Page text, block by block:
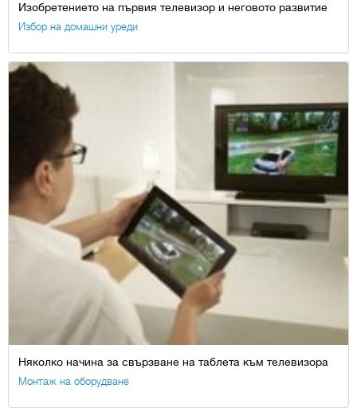
Изобретението на първия телевизор и неговото развитие
Избор на домашни уреди
Няколко начина за свързване на таблета към телевизора
Монтаж на оборудване